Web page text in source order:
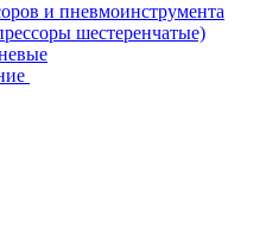
и пневмоинструмента
шестеренчатые)